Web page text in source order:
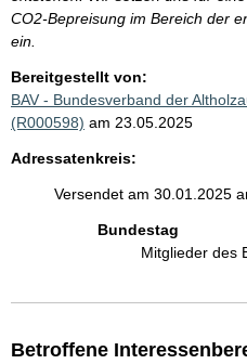
CO2-Bepreisung im Bereich der
ein.
Bereitgestellt von:
BAV - Bundesverband der
(R000598) am 23.05.2025
Adressatenkreis:
Versendet am 30.01.2025
Bundestag
Mitglieder des
Betroffene